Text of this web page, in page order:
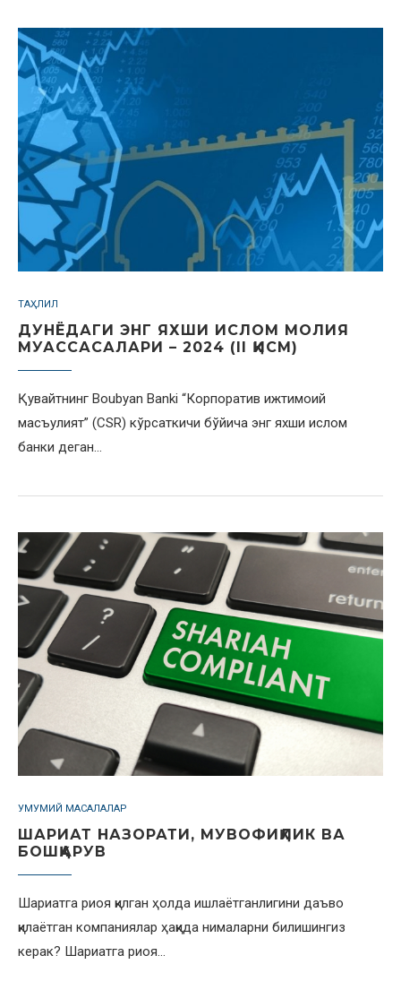
ТАҲЛИЛ
ДУНЁДАГИ ЭНГ ЯХШИ ИСЛОМ МОЛИЯ
МУАССАСАЛАРИ – 2024 (II ҚИСМ)
Қувайтнинг Boubyan Banki “Корпоратив ижтимоий
масъулият” (CSR) кўрсаткичи бўйича энг яхши ислом
банки деган…
УМУМИЙ МАСАЛАЛАР
ШАРИАТ НАЗОРАТИ, МУВОФИҚЛИК ВА
БОШҚАРУВ
Шариатга риоя қилган ҳолда ишлаётганлигини даъво
қилаётган компаниялар ҳақида нималарни билишингиз
керак? Шариатга риоя…